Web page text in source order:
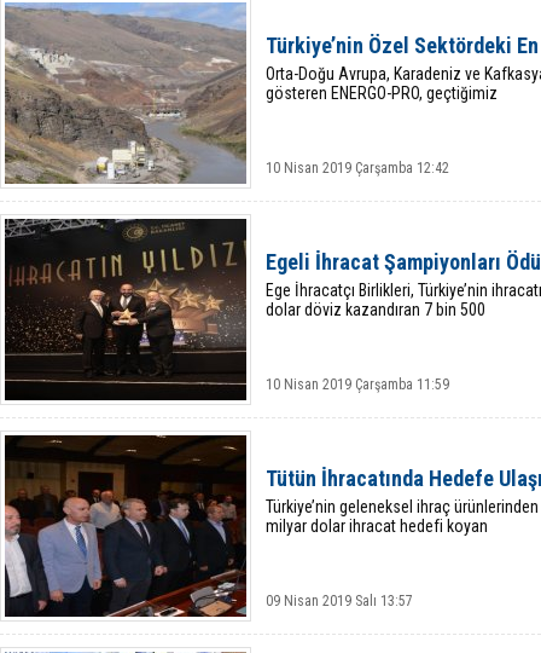
Türkiye’nin Özel Sektördeki
Orta-Doğu Avrupa, Karadeniz ve
gösteren ENERGO-PRO, geçtiğimiz
10 Nisan 2019 Çarşamba 12:42
Egeli İhracat Şampiyonları
Ege İhracatçı Birlikleri, Türkiye’nin
dolar döviz kazandıran 7 bin 500
10 Nisan 2019 Çarşamba 11:59
Tütün İhracatında Hedefe
Türkiye’nin geleneksel ihraç
milyar dolar ihracat hedefi koyan
09 Nisan 2019 Salı 13:57